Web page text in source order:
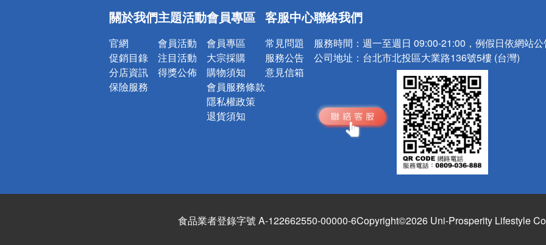
詐騙網頁！請小心！
關於我們
官網
促銷目錄
分店資訊
保險服務
主題活動
會員活動
注目活動
得獎公佈
會員專區
會員專區
大宗採購
購物須知
會員服務條款
隱私權政策
退貨須知
客服中心
常見問題
服務公告
意見信箱
聯絡我們
服務時間： 週一至週日 09:00-21:00，例假日依網站
公司地址： 台北市北投區大業路136號5樓 (台灣)
食品業者登錄字號 A-122662550-00000-6Copyright©2026 Uni-Prosperity Lifestyle